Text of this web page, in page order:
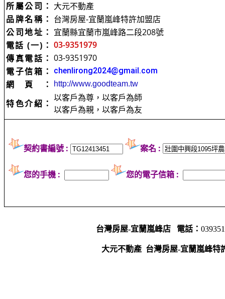
所屬公司： 大元不動產
品牌名稱： 台灣房屋-宜蘭嵐峰特許加盟店
公司地址： 宜蘭縣宜蘭市嵐峰路二段208號
電話 (一)： 03-9351979
傳真電話： 03-9351970
電子信箱：
chenlirong2024@gmail.com
網頁： http://www.goodteam.tw
特色介紹：
以客戶為尊，以客戶為師
以客戶為親，以客戶為友
契約書編號 : 案名 :
您的手機 : 您的電子信箱 :
台灣房屋-宜蘭嵐峰店 電話：
大元不動產 台灣房屋-宜蘭嵐峰特